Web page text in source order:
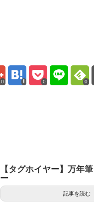
0 0 0
【タグホイヤー】万年
ー
記事を読む